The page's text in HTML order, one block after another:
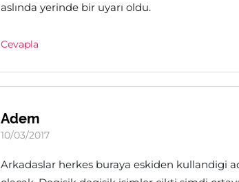
aslında yerinde bir uyarı oldu.
Cevapla
Adem
10/03/2017
Arkadaslar herkes buraya eskiden kullandigi